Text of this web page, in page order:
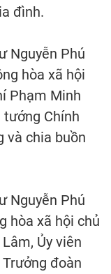
đình.
Nguyễn Phú
hòa xã hội
Phạm Minh
tướng Chính
và chia buồn
Nguyễn Phú
hòa xã hội chủ
Ủy viên
đoàn